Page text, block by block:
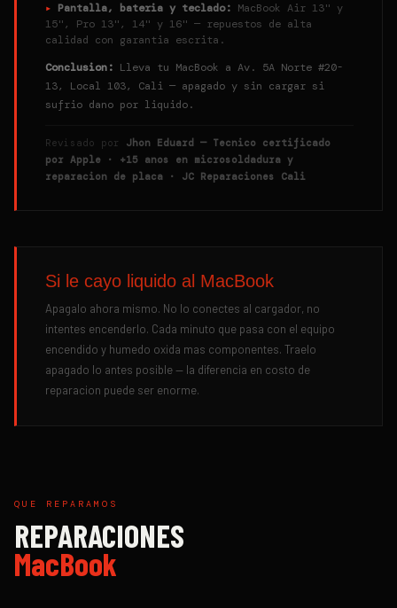
▸ Pantalla, bateria y teclado: MacBook Air 13" y
15", Pro 13", 14" y 16" — repuestos de alta
calidad con garantia escrita.
Conclusion: Lleva tu MacBook a Av. 5A Norte #20-
13, Local 103, Cali — apagado y sin cargar si
sufrio dano por liquido.
Revisado por Jhon Eduard — Tecnico certificado
por Apple · +15 anos en microsoldadura y
reparacion de placa · JC Reparaciones Cali
Si le cayo liquido al MacBook
Apagalo ahora mismo. No lo conectes al cargador, no
intentes encenderlo. Cada minuto que pasa con el equipo
encendido y humedo oxida mas componentes. Traelo
apagado lo antes posible — la diferencia en costo de
reparacion puede ser enorme.
QUE REPARAMOS
REPARACIONES
MacBook